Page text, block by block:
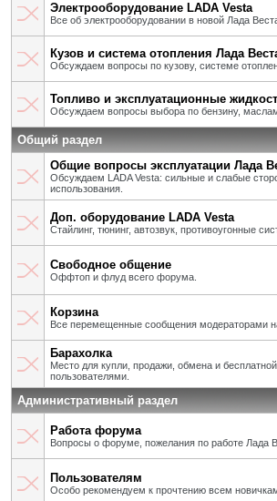
Электрооборудование LADA Vesta
Все об электрооборудовании в новой Лада
Кузов и система отопления Лада
Обсуждаем вопросы по кузову, системе
Топливо и эксплуатационные
Обсуждаем вопросы выбора по бензину,
Общий раздел
Общие вопросы эксплуатации Лада
Обсуждаем LADA Vesta: сильные и слабые
использования.
Доп. оборудование LADA Vesta
Стайлинг, тюнинг, автозвук, противоугонные
Свободное общение
Оффтоп и флуд всего форума.
Корзина
Все перемещенные сообщения модераторами
Барахолка
Место для купли, продажи, обмена и
пользователями.
Административный раздел
Работа форума
Вопросы о форуме, пожелания по работе Лада
Пользователям
Особо рекомендуем к прочтению всем